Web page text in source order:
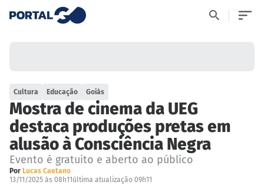
Cultura Educação Goiás
Mostra de cinema da UEG
destaca produções pretas em
alusão à Consciência Negra
Evento é gratuito e aberto ao público
Por Lucas Caetano
13/11/2025 às 08h11 última atualização 09h11